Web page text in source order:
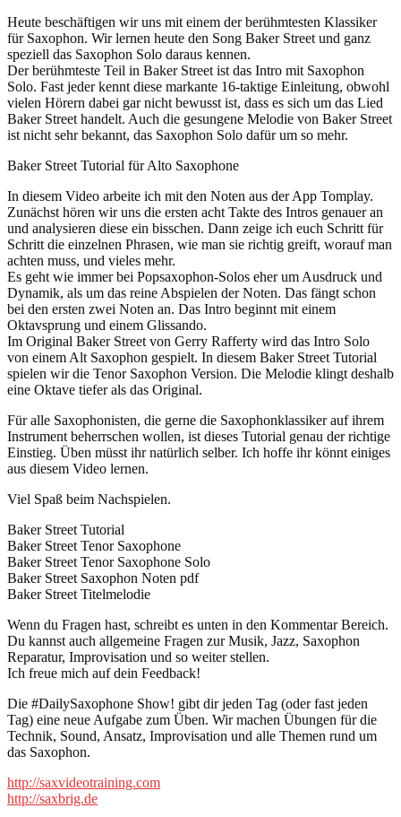
Heute beschäftigen wir uns mit einem der berühmtesten Klassiker
für Saxophon. Wir lernen heute den Song Baker Street und ganz
speziell das Saxophon Solo daraus kennen.
Der berühmteste Teil in Baker Street ist das Intro mit Saxophon
Solo. Fast jeder kennt diese markante 16-taktige Einleitung, obwohl
vielen Hörern dabei gar nicht bewusst ist, dass es sich um das Lied
Baker Street handelt. Auch die gesungene Melodie von Baker Street
ist nicht sehr bekannt, das Saxophon Solo dafür um so mehr.
Baker Street Tutorial für Alto Saxophone
In diesem Video arbeite ich mit den Noten aus der App Tomplay.
Zunächst hören wir uns die ersten acht Takte des Intros genauer an
und analysieren diese ein bisschen. Dann zeige ich euch Schritt für
Schritt die einzelnen Phrasen, wie man sie richtig greift, worauf man
achten muss, und vieles mehr.
Es geht wie immer bei Popsaxophon-Solos eher um Ausdruck und
Dynamik, als um das reine Abspielen der Noten. Das fängt schon
bei den ersten zwei Noten an. Das Intro beginnt mit einem
Oktavsprung und einem Glissando.
Im Original Baker Street von Gerry Rafferty wird das Intro Solo
von einem Alt Saxophon gespielt. In diesem Baker Street Tutorial
spielen wir die Tenor Saxophon Version. Die Melodie klingt deshalb
eine Oktave tiefer als das Original.
Für alle Saxophonisten, die gerne die Saxophonklassiker auf ihrem
Instrument beherrschen wollen, ist dieses Tutorial genau der richtige
Einstieg. Üben müsst ihr natürlich selber. Ich hoffe ihr könnt einiges
aus diesem Video lernen.
Viel Spaß beim Nachspielen.
Baker Street Tutorial
Baker Street Tenor Saxophone
Baker Street Tenor Saxophone Solo
Baker Street Saxophon Noten pdf
Baker Street Titelmelodie
Wenn du Fragen hast, schreibt es unten in den Kommentar Bereich.
Du kannst auch allgemeine Fragen zur Musik, Jazz, Saxophon
Reparatur, Improvisation und so weiter stellen.
Ich freue mich auf dein Feedback!
Die #DailySaxophone Show! gibt dir jeden Tag (oder fast jeden
Tag) eine neue Aufgabe zum Üben. Wir machen Übungen für die
Technik, Sound, Ansatz, Improvisation und alle Themen rund um
das Saxophon.
http://saxvideotraining.com
http://saxbrig.de